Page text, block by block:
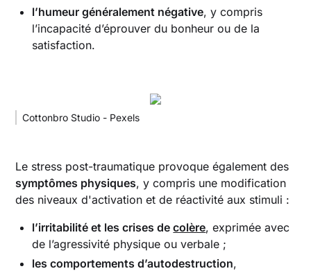
l’humeur généralement négative, y compris
l’incapacité d’éprouver du bonheur ou de la
satisfaction.
Cottonbro Studio - Pexels
Le stress post-traumatique provoque également des
symptômes physiques, y compris une modification
des niveaux d'activation et de réactivité aux stimuli :
l’irritabilité et les crises decolère, exprimée avec
de l’agressivité physique ou verbale ;
les comportements d’autodestruction,